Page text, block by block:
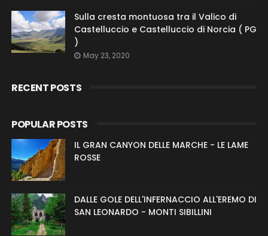
Sulla cresta montuosa tra il Valico di
Castelluccio e Castelluccio di Norcia ( PG
)
May 23, 2020
RECENT POSTS
POPULAR POSTS
IL GRAN CANYON DELLE MARCHE - LE LAME
ROSSE
DALLE GOLE DELL'INFERNACCIO ALL'EREMO DI
SAN LEONARDO - MONTI SIBILLINI